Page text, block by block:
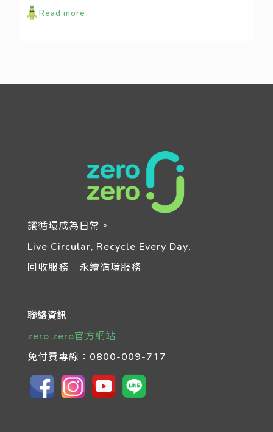
的氣候變化，甚至因此流離失所。
Read more
讓循環成為日常。
Live Circular, Recycle Every Day.
回收服務｜永續循環服務
聯絡資訊
zero zero官方網站
免付費專線： 0800-009-717